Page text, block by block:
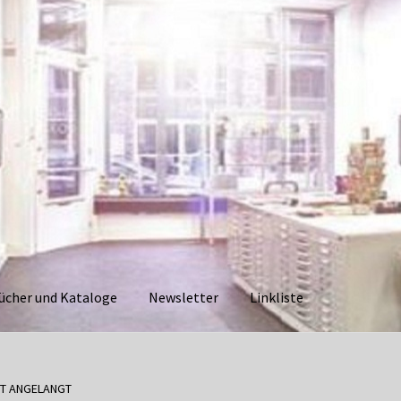
und Kataloge Newsletter Linkliste
ANGELANGT